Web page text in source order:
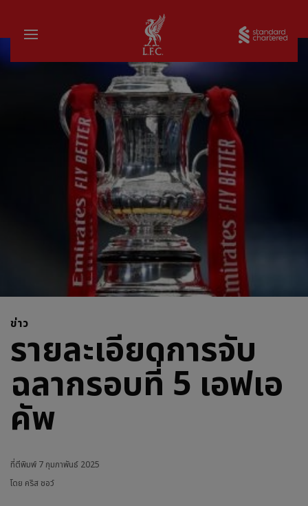
บ้าน
ข่าว
รายละเอียดการจับ
ฉลากรอบที่ 5 เอฟเอ
คัพ
ที่ตีพิมพ์ 7 กุมภาพันธ์ 2025
โดย คริส ชอว์